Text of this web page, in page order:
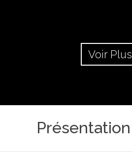
Voir Plus
Présentation